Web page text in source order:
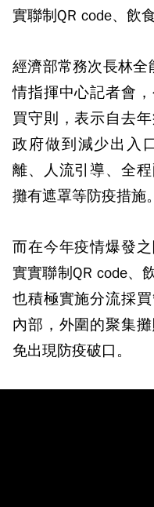
實聯制QR code、飲
經濟部常務次長林
情指揮中心記者會
買守則，表示自去
政府做到減少出入
離、人流引導、全
攤有遮罩等防疫措施。
而在今年疫情爆發
實實聯制QR code、
也積極實施分流採
內部，外圍的聚集
免出現防疫破口。